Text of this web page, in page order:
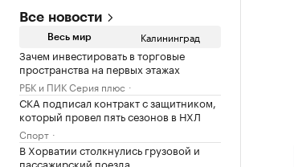
Все новости
Весь мир Калининград
Зачем инвестировать в торговые
пространства на первых этажах
РБК и ПИК Серия плюс
СКА подписал контракт с защитником,
который провел пять сезонов в НХЛ
Спорт
В Хорватии столкнулись грузовой и
пассажирский поезда